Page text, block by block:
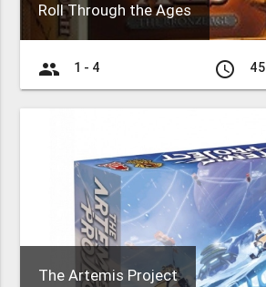
Roll Through the Ages
group 1 - 4 access_time 45
The Artemis Project